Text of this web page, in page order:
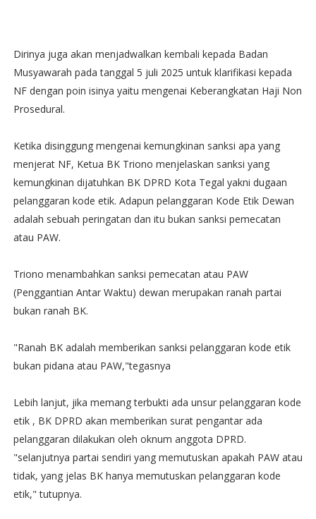
Dirinya juga akan menjadwalkan kembali kepada Badan
Musyawarah pada tanggal 5 juli 2025 untuk klarifikasi kepada
NF dengan poin isinya yaitu mengenai Keberangkatan Haji Non
Prosedural.
Ketika disinggung mengenai kemungkinan sanksi apa yang
menjerat NF, Ketua BK Triono menjelaskan sanksi yang
kemungkinan dijatuhkan BK DPRD Kota Tegal yakni dugaan
pelanggaran kode etik. Adapun pelanggaran Kode Etik Dewan
adalah sebuah peringatan dan itu bukan sanksi pemecatan
atau PAW.
Triono menambahkan sanksi pemecatan atau PAW
(Penggantian Antar Waktu) dewan merupakan ranah partai
bukan ranah BK.
"Ranah BK adalah memberikan sanksi pelanggaran kode etik
bukan pidana atau PAW,"tegasnya
Lebih lanjut, jika memang terbukti ada unsur pelanggaran kode
etik , BK DPRD akan memberikan surat pengantar ada
pelanggaran dilakukan oleh oknum anggota DPRD.
"selanjutnya partai sendiri yang memutuskan apakah PAW atau
tidak, yang jelas BK hanya memutuskan pelanggaran kode
etik," tutupnya.